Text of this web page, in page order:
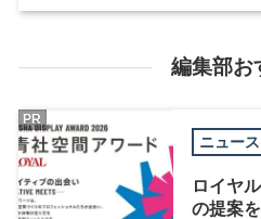
編集部お
ニュース
ロイヤ
の提案
PR